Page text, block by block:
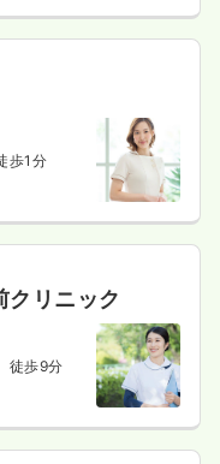
歩1分
クリニック
徒歩9分